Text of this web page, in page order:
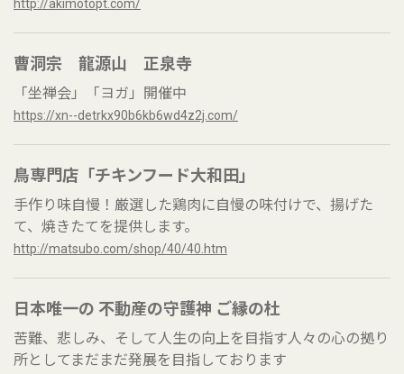
http://akimotopt.com/
曹洞宗 龍源山 正泉寺
「坐禅会」「ヨガ」開催中
https://xn--detrkx90b6kb6wd4z2j.com/
鳥専門店「チキンフード大和田」
手作り味自慢！厳選した鶏肉に自慢の味付けで、揚げた
て、焼きたてを提供します。
http://matsubo.com/shop/40/40.htm
日本唯一の 不動産の守護神 ご縁の杜
苦難、悲しみ、そして人生の向上を目指す人々の心の拠り
所としてまだまだ発展を目指しております